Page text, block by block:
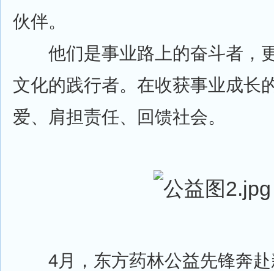
伙伴。
他们是事业路上的奋斗者，
文化的践行者。在收获事业成长
爱、肩担责任、回馈社会。
4月，东方药林公益先锋奔赴